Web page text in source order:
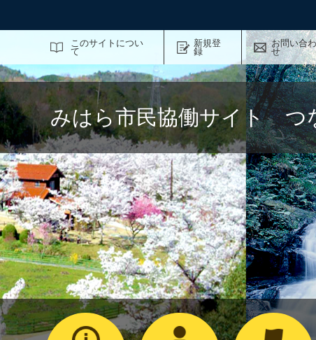
このサイトについ
て
新規登
録
お問い合わ
せ
みはら市民協働サイト つ